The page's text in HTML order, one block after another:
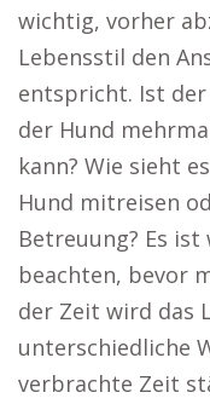
wichtig, vorher
Lebensstil den
entspricht. Ist
der Hund
kann? Wie sieht
Hund mitreisen
Betreuung? Es
beachten, bevor
der Zeit wird das
unterschiedliche
verbrachte Zeit